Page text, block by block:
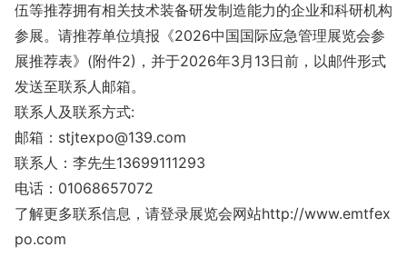
伍等推荐拥有相关技术装备研发制造能力的企业和科研机构
参展。请推荐单位填报《2026中国国际应急管理展览会参
展推荐表》(附件2)，并于2026年3月13日前，以邮件形式
发送至联系人邮箱。
联系人及联系方式:
邮箱：stjtexpo@139.com
联系人：李先生13699111293
电话：01068657072
了解更多联系信息，请登录展览会网站http://www.emtfex
po.com